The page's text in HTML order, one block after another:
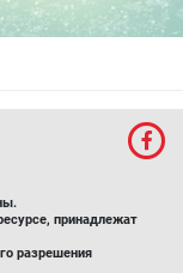
принадлежат
разрешения